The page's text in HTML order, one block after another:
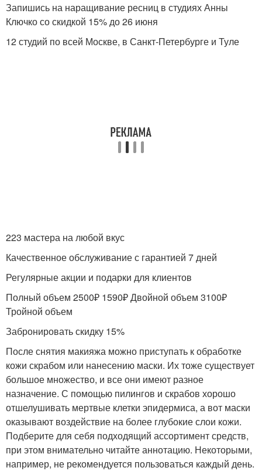
Запишись на наращивание ресниц в студиях Анны
Ключко со скидкой 15% до 26 июня
12 студий по всей Москве, в Санкт-Петербурге и Туле
223 мастера на любой вкус
Качественное обслуживание с гарантией 7 дней
Регулярные акции и подарки для клиентов
Полный объем 2500₽ 1590₽ Двойной объем 3100₽
Тройной объем
Забронировать скидку 15%
После снятия макияжа можно приступать к обработке
кожи скрабом или нанесению маски. Их тоже существует
большое множество, и все они имеют разное
назначение. С помощью пилингов и скрабов хорошо
отшелушивать мертвые клетки эпидермиса, а вот маски
оказывают воздействие на более глубокие слои кожи.
Подберите для себя подходящий ассортимент средств,
при этом внимательно читайте аннотацию. Некоторыми,
например, не рекомендуется пользоваться каждый день.